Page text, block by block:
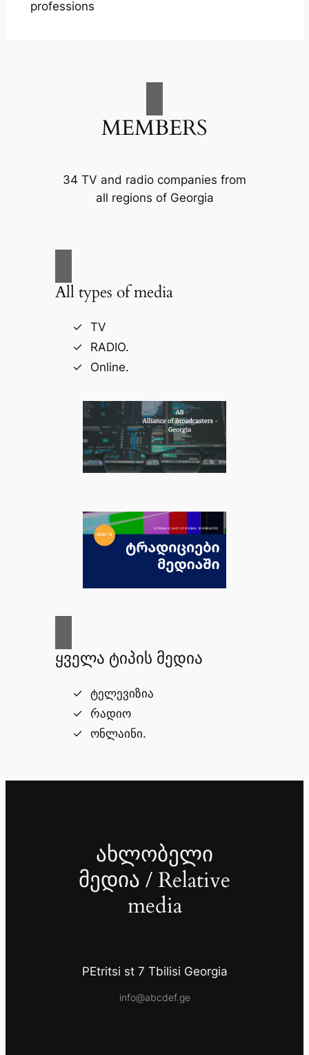
professions
MEMBERS
34 TV and radio companies from
all regions of Georgia
All types of media
TV
RADIO.
Online.
ყველა ტიპის მედია
ტელევიზია
რადიო
ონლაინი.
ახლობელი
მედია / Relative
media
PEtritsi st 7 Tbilisi Georgia
info@abcdef.ge